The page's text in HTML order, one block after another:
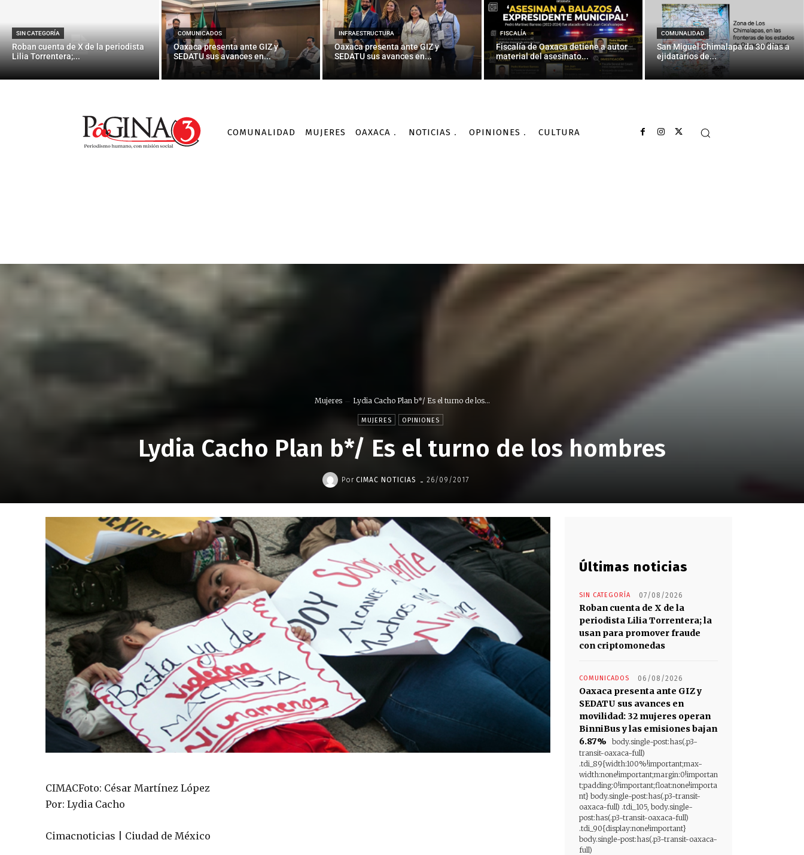
SIN CATEGORÍA
Roban cuenta de X de la periodista
Lilia Torrentera;...
COMUNICADOS
Oaxaca presenta ante GIZ y
SEDATU sus avances en...
INFRAESTRUCTURA
Oaxaca presenta ante GIZ y
SEDATU sus avances en...
FISCALÍA
Fiscalía de Oaxaca detiene a autor
material del asesinato...
COMUNALIDAD
San Miguel Chimalapa da 30 días a
ejidatarios de...
COMUNALIDAD MUJERES OAXACA NOTICIAS OPINIONES CULTURA
Mujeres Lydia Cacho Plan b*/ Es el turno de los...
MUJERES OPINIONES
Lydia Cacho Plan b*/ Es el turno de los hombres
Por CIMAC NOTICIAS - 26/09/2017
CIMACFoto: César Martínez López
Por: Lydia Cacho
Cimacnoticias | Ciudad de México
Últimas noticias
SIN CATEGORÍA 07/08/2026
Roban cuenta de X de la
periodista Lilia Torrentera; la
usan para promover fraude
con criptomonedas
COMUNICADOS 06/08/2026
Oaxaca presenta ante GIZ y
SEDATU sus avances en
movilidad: 32 mujeres operan
BinniBus y las emisiones bajan
6.87%
body.single-post:has(.p3-
transit-oaxaca-full)
.tdi_89{width:100%!important;max-
width:none!important;margin:0!importan
t;padding:0!important;float:none!importa
nt} body.single-post:has(.p3-transit-
oaxaca-full) .tdi_105, body.single-
post:has(.p3-transit-oaxaca-full)
.tdi_90{display:none!important}
body.single-post:has(.p3-transit-oaxaca-
full)